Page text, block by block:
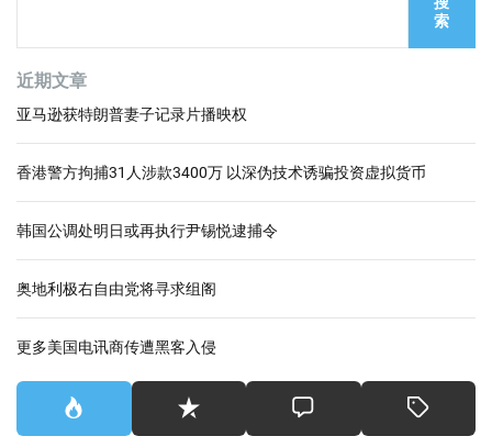
索
近期文章
亚马逊获特朗普妻子记录片播映权
香港警方拘捕31人涉款3400万 以深伪技术诱骗投资虚拟货币
韩国公调处明日或再执行尹锡悦逮捕令
奥地利极右自由党将寻求组阁
更多美国电讯商传遭黑客入侵